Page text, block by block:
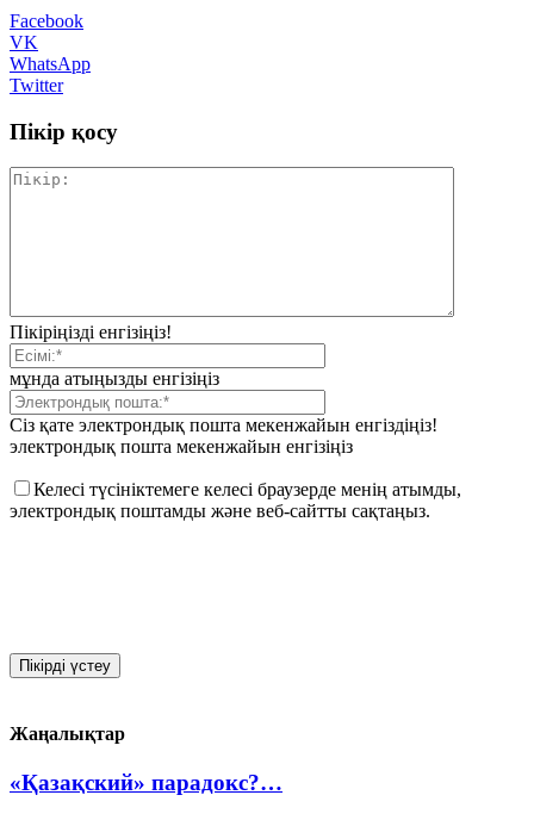
Facebook
VK
WhatsApp
Twitter
Пікір қосу
Пікіріңізді енгізіңіз!
мұнда атыңызды енгізіңіз
Сіз қате электрондық пошта мекенжайын енгіздіңіз!
электрондық пошта мекенжайын енгізіңіз
Келесі түсініктемеге келесі браузерде менің атымды,
электрондық поштамды және веб-сайтты сақтаңыз.
Жаңалықтар
«Қазақский» парадокс?…